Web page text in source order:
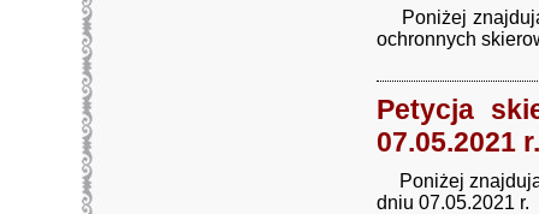
Poniżej znajdują
ochronnych
Petycja
07.05.2021
Poniżej znajdują
dniu 07.05.2021